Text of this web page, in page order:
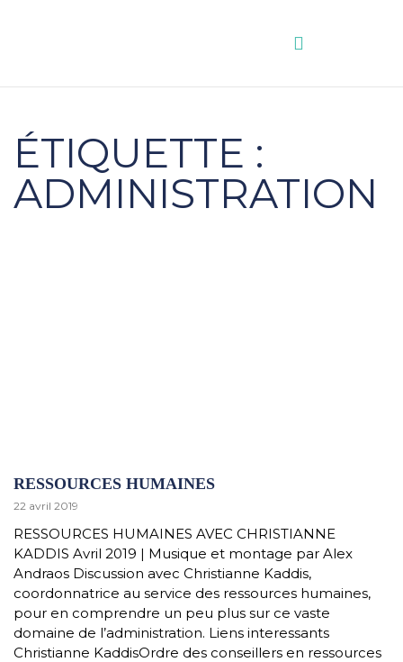
ÉTIQUETTE :
ADMINISTRATION
RESSOURCES HUMAINES
22 avril 2019
RESSOURCES HUMAINES AVEC CHRISTIANNE
KADDIS Avril 2019 | Musique et montage par Alex
Andraos Discussion avec Christianne Kaddis,
coordonnatrice au service des ressources humaines,
pour en comprendre un peu plus sur ce vaste
domaine de l’administration. Liens interessants
Christianne KaddisOrdre des conseillers en ressources